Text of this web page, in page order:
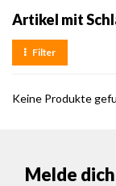
Artikel mit
Filter
Keine Produkte
Melde